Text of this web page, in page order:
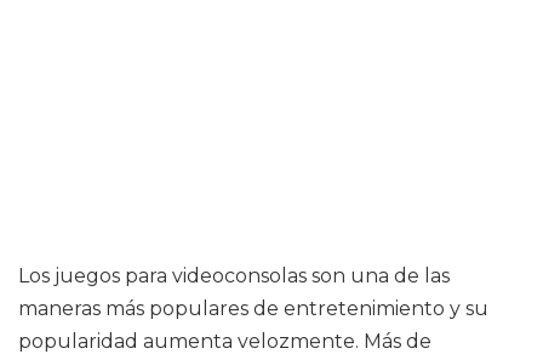
Los juegos para videoconsolas son una de las
maneras más populares de entretenimiento y su
popularidad aumenta velozmente. Más de